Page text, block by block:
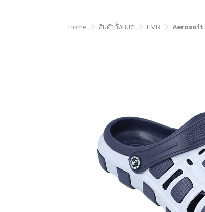
Home สินค้าทั้งหมด EVR Aerosoft